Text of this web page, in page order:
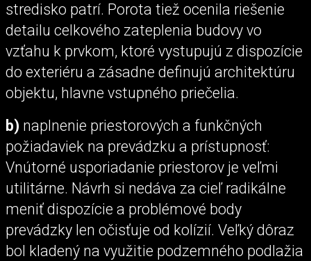
stredisko patrí. Porota tiež ocenila riešenie
detailu celkového zateplenia budovy vo
vzťahu k prvkom, ktoré vystupujú z dispozície
do exteriéru a zásadne definujú architektúru
objektu, hlavne vstupného priečelia.
b) naplnenie priestorových a funkčných
požiadaviek na prevádzku a prístupnosť:
Vnútorné usporiadanie priestorov je veľmi
utilitárne. Návrh si nedáva za cieľ radikálne
meniť dispozície a problémové body
prevádzky len očisťuje od kolízií. Veľký dôraz
bol kladený na využitie podzemného podlažia